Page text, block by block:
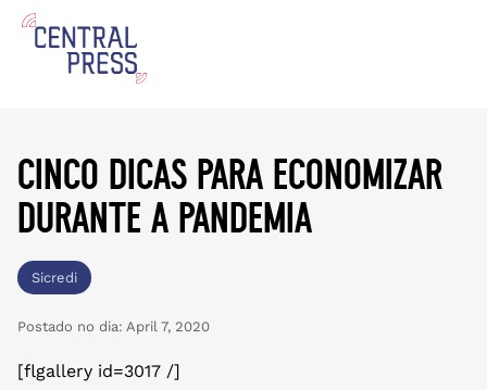
cinco dicas para economizar
durante a pandemia
Sicredi
Postado no dia: April 7, 2020
[flgallery id=3017 /]